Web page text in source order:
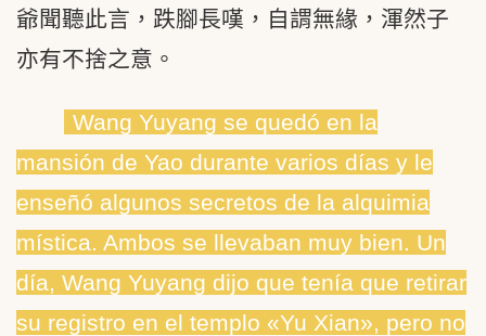
爺聞聽此言，跌腳長嘆，自謂無緣，渾然子
亦有不捨之意。
Wang Yuyang se quedó en la
mansión de Yao durante varios días y le
enseñó algunos secretos de la alquimia
mística. Ambos se llevaban muy bien. Un
día, Wang Yuyang dijo que tenía que retirar
su registro en el templo «Yu Xian», pero no